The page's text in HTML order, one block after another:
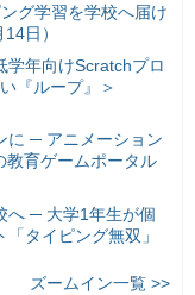
グ学習を学校へ届け
日）
学年向けScratchプロ
『ループ』＞
に ─ アニメーション
教育ゲームポータル
へ ─ 大学1年生が個
タイピング無双」
ズームイン一覧 >>